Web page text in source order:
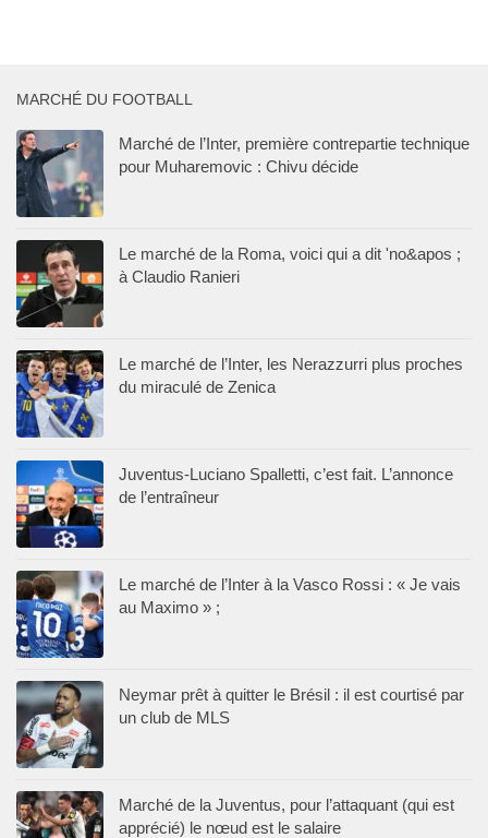
MARCHÉ DU FOOTBALL
Marché de l’Inter, première contrepartie technique
pour Muharemovic : Chivu décide
Le marché de la Roma, voici qui a dit 'no&apos ;
à Claudio Ranieri
Le marché de l’Inter, les Nerazzurri plus proches
du miraculé de Zenica
Juventus-Luciano Spalletti, c’est fait. L’annonce
de l’entraîneur
Le marché de l’Inter à la Vasco Rossi : « Je vais
au Maximo » ;
Neymar prêt à quitter le Brésil : il est courtisé par
un club de MLS
Marché de la Juventus, pour l’attaquant (qui est
apprécié) le nœud est le salaire